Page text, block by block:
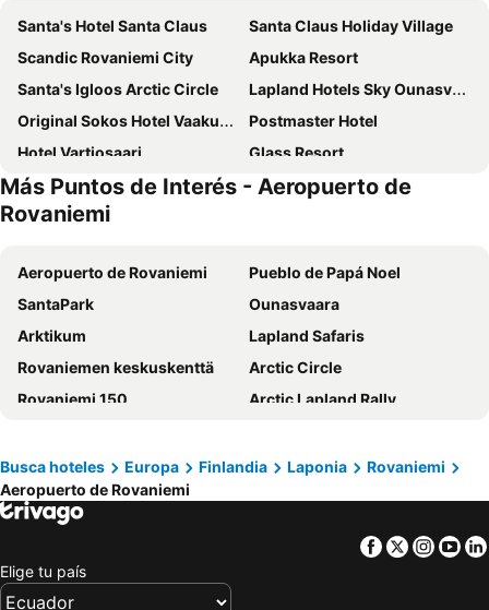
Santa's Hotel Santa Claus
Santa Claus Holiday Village
Scandic Rovaniemi City
Apukka Resort
Santa's Igloos Arctic Circle
Lapland Hotels Sky Ounasvaara
Original Sokos Hotel Vaakuna Rovaniemi
Postmaster Hotel
Hotel Vartiosaari
Glass Resort
Más Puntos de Interés - Aeropuerto de
Rovaniemi
Aeropuerto de Rovaniemi
Pueblo de Papá Noel
SantaPark
Ounasvaara
Arktikum
Lapland Safaris
Rovaniemen keskuskenttä
Arctic Circle
Rovaniemi 150
Arctic Lapland Rally
Rovaniemi Central Railway Station
Kemijärven rautatieasema
RanuaZoo
Pyhä Ski
Sodankylä Airport
Levi Golf
Busca hoteles Europa Finlandia Laponia
Rovaniemi
Aeropuerto de Rovaniemi
Facebook
Twitter
Elige tu país